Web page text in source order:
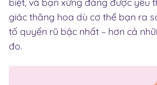
biệt, và bạn xứng đáng được yêu
giác thăng hoa dù cơ thể bạn ra
tố quyến rũ bậc nhất – hơn cả
đo.